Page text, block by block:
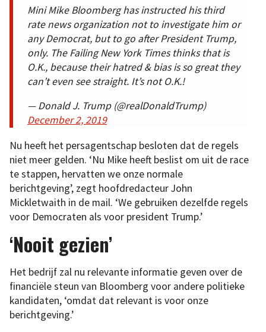
Mini Mike Bloomberg has instructed his third
rate news organization not to investigate him or
any Democrat, but to go after President Trump,
only. The Failing New York Times thinks that is
O.K., because their hatred & bias is so great they
can’t even see straight. It’s not O.K.!
— Donald J. Trump (@realDonaldTrump)
December 2, 2019
Nu heeft het persagentschap besloten dat de regels
niet meer gelden. ‘Nu Mike heeft beslist om uit de race
te stappen, hervatten we onze normale
berichtgeving’, zegt hoofdredacteur John
Mickletwaith in de mail. ‘We gebruiken dezelfde regels
voor Democraten als voor president Trump.’
‘Nooit gezien’
Het bedrijf zal nu relevante informatie geven over de
financiële steun van Bloomberg voor andere politieke
kandidaten, ‘omdat dat relevant is voor onze
berichtgeving.’